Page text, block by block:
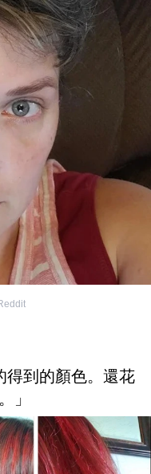
得到的顏色。還花
」